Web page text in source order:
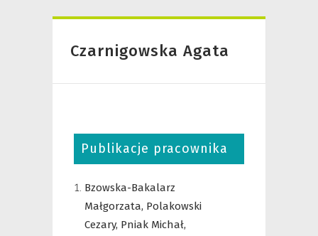
Czarnigowska Agata
Publikacje pracownika
Bzowska-Bakalarz
Małgorzata, Polakowski
Cezary, Pniak Michał,